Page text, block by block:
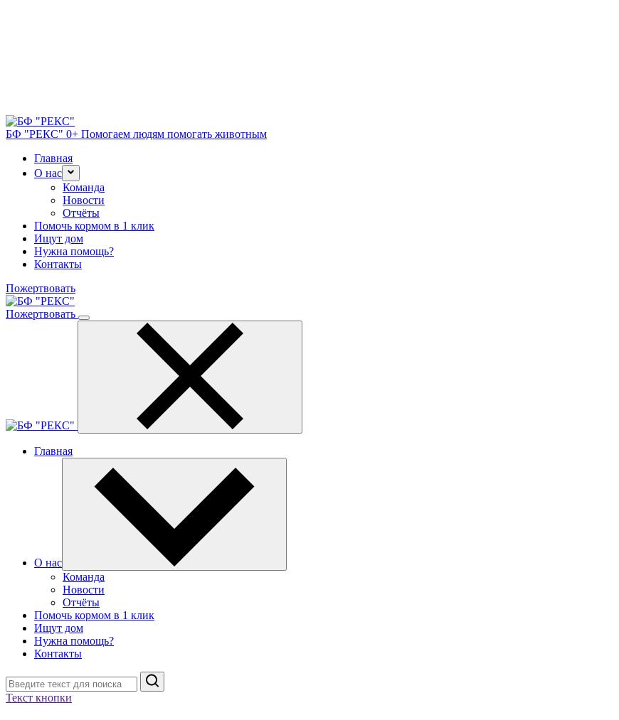
БФ "РЕКС" 0+ Помогаем людям помогать животным
Главная
О нас
Команда
Новости
Отчёты
Помочь кормом в 1 клик
Ищут дом
Нужна помощь?
Контакты
Пожертвовать
Пожертвовать
Главная
О нас
Команда
Новости
Отчёты
Помочь кормом в 1 клик
Ищут дом
Нужна помощь?
Контакты
Поиск
Текст кнопки